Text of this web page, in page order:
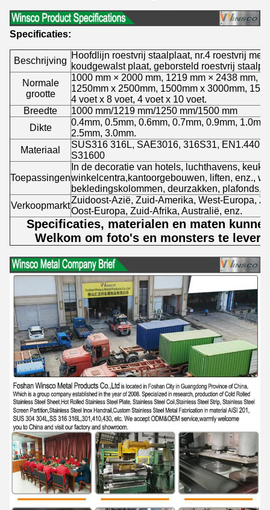
Specificaties:
Beschrijving
Hoofdlijn roestvrij staalplaat, nr.4 roestvrij
koudgewalst plaat, geborsteld roestvrij
Normale
grootte
1000 mm × 2000 mm, 1219 mm × 2438 mm,
1250mm x 2500mm, 1500mm x 3000mm,
4 voet x 8 voet, 4 voet x 10 voet.
Breedte
1000 mm/1219 mm/1250 mm/1500 mm
Dikte
0.4mm, 0.5mm, 0.6mm, 0.7mm, 0.9mm,
2.5mm, 3.0mm.
Materiaal
SUS316 316L, SAE3016, 316S31,
S31600
Toepassingen
In de decoratie van hotels, luchthavens,
winkelcentra,kantoorgebouwen, liften, enz.,
bekledingskolommen, deurzakken, plafonds,
Verkoopmarkt
Zuidoost-Azië, Zuid-Amerika, West-Europa,
Oost-Europa, Zuid-Afrika, Australië, enz.
Specificaties, materialen en maten
Welkom om foto's en monsters te